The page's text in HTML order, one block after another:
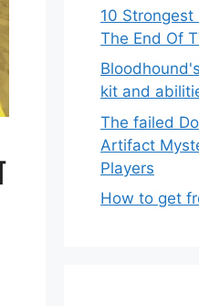
10 Strongest
The End Of
kit and
The failed
Artifact
Players
How to get